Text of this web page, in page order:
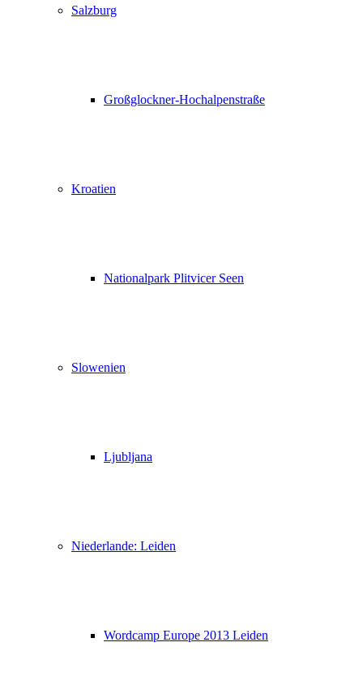
Salzburg
Großglockner-Hochalpenstraße
Kroatien
Nationalpark Plitvicer Seen
Slowenien
Ljubljana
Niederlande: Leiden
Wordcamp Europe 2013 Leiden